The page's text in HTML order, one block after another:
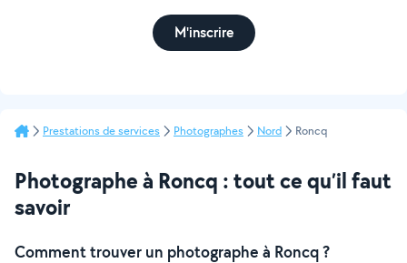
M'inscrire
Prestations de services Photographes Nord Roncq
Photographe à Roncq : tout ce qu’il faut
savoir
Comment trouver un photographe à Roncq ?